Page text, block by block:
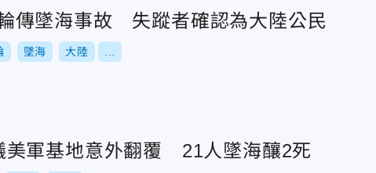
傳墜海事故 失蹤者確認為大陸公民
墜海 大陸
美軍基地意外翻覆 21人墜海釀2死